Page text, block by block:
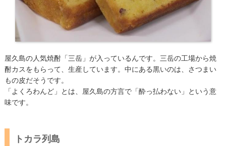
屋久島の人気焼酎「三岳」が入っているんです。三岳の工場から焼
酎カスをもらって、生産しています。中にある黒いのは、さつまい
もの皮だそうです。
「よくろわんど」とは、屋久島の方言で「酔っ払わない」という意
味です。
トカラ列島